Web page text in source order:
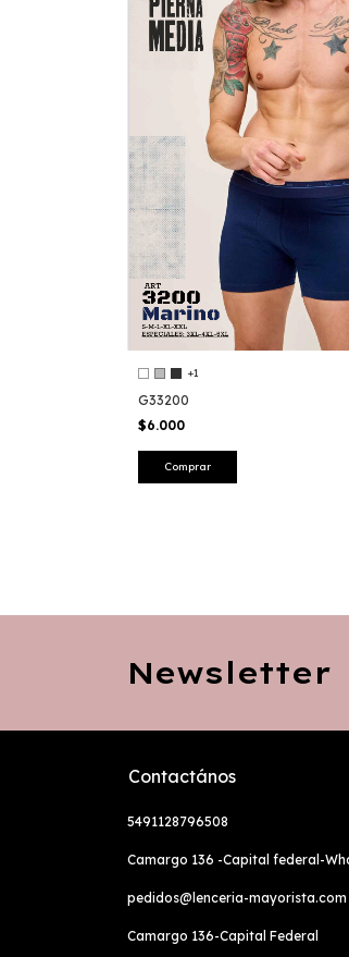
+1
G33200
$6.000
Comprar
Newsletter
Contactános
5491128796508
Camargo 136 -Capital federal-
pedidos@lenceria-mayorista.com
Camargo 136-Capital Federal